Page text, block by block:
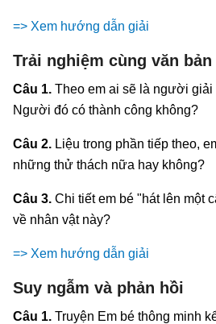
=> Xem hướng dẫn giải
Trải nghiệm cùng văn bản
Câu 1. Theo em ai sẽ là người
Người đó có thành công không?
Câu 2. Liệu trong phần tiếp theo,
những thử thách nữa hay không?
Câu 3. Chi tiết em bé "hát lên một
về nhân vật này?
=> Xem hướng dẫn giải
Suy ngẫm và phản hồi
Câu 1. Truyện Em bé thông minh